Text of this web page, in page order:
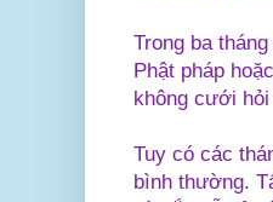
Trong ba
Phật pháp
không cưới
Tuy có các
bình thường.